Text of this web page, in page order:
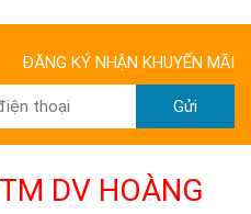
ĐĂNG KÝ NHẬN KHUYẾN MÃI
Gửi
DV HOÀNG